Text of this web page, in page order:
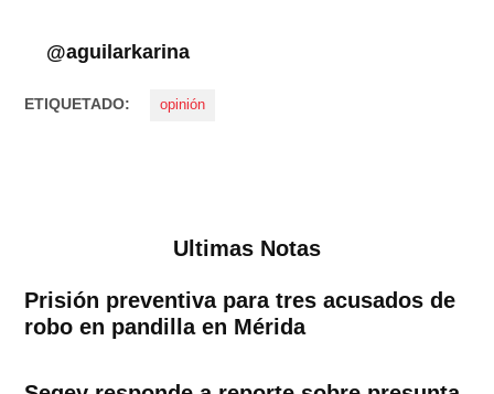
@aguilarkarina
ETIQUETADO: opinión
Ultimas Notas
Prisión preventiva para tres acusados de
robo en pandilla en Mérida